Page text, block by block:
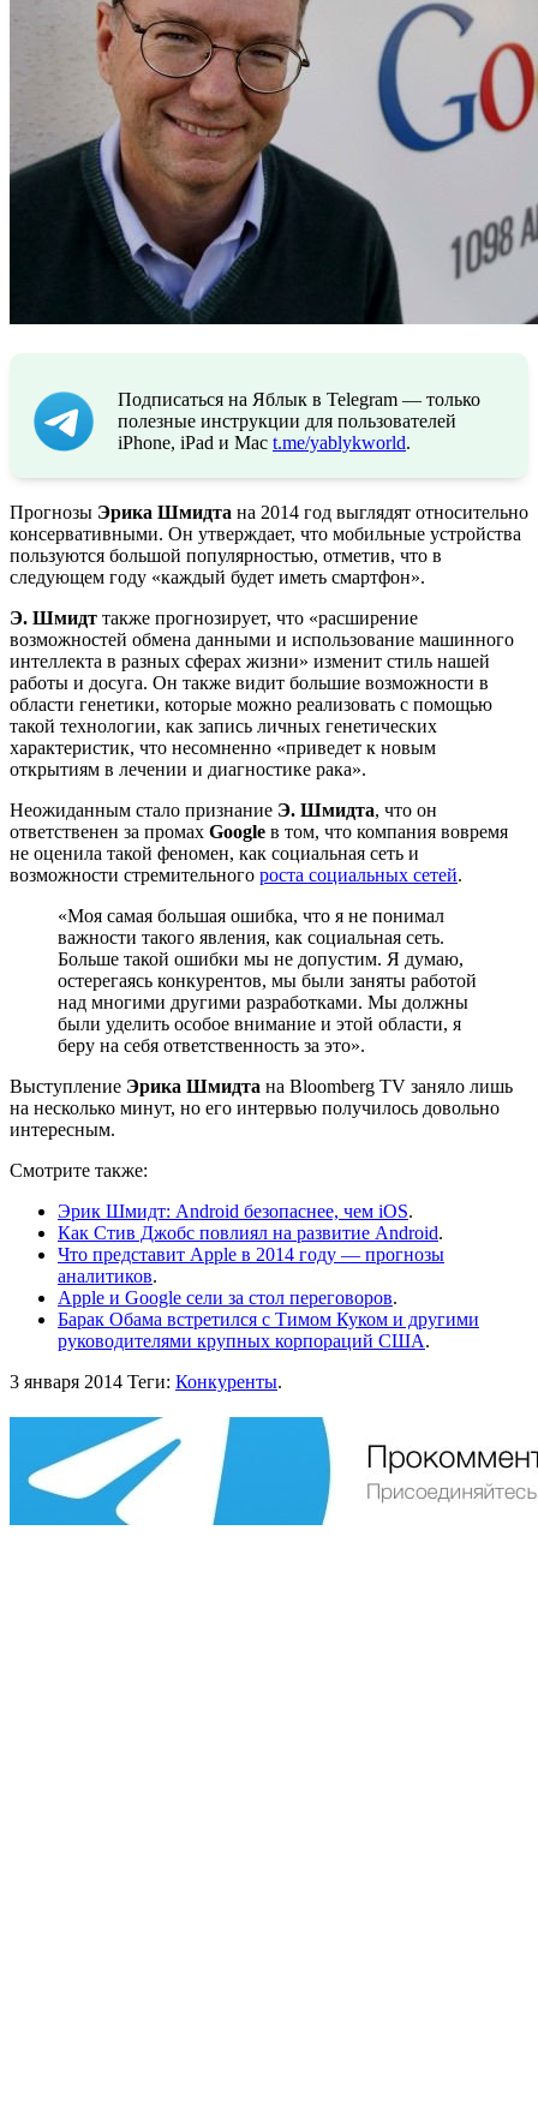
Подписаться на Яблык в Telegram — только
полезные инструкции для пользователей
iPhone, iPad и Mac t.me/yablykworld.
Прогнозы Эрика Шмидта на 2014 год выглядят относительно
консервативными. Он утверждает, что мобильные устройства
пользуются большой популярностью, отметив, что в
следующем году «каждый будет иметь смартфон».
Э. Шмидт также прогнозирует, что «расширение
возможностей обмена данными и использование машинного
интеллекта в разных сферах жизни» изменит стиль нашей
работы и досуга. Он также видит большие возможности в
области генетики, которые можно реализовать с помощью
такой технологии, как запись личных генетических
характеристик, что несомненно «приведет к новым
открытиям в лечении и диагностике рака».
Неожиданным стало признание Э. Шмидта, что он
ответственен за промах Google в том, что компания вовремя
не оценила такой феномен, как социальная сеть и
возможности стремительного роста социальных сетей.
«Моя самая большая ошибка, что я не понимал
важности такого явления, как социальная сеть.
Больше такой ошибки мы не допустим. Я думаю,
остерегаясь конкурентов, мы были заняты работой
над многими другими разработками. Мы должны
были уделить особое внимание и этой области, я
беру на себя ответственность за это».
Выступление Эрика Шмидта на Bloomberg TV заняло лишь
на несколько минут, но его интервью получилось довольно
интересным.
Смотрите также:
Эрик Шмидт: Android безопаснее, чем iOS.
Как Стив Джобс повлиял на развитие Android.
Что представит Apple в 2014 году — прогнозы
аналитиков.
Apple и Google сели за стол переговоров.
Барак Обама встретился с Тимом Куком и другими
руководителями крупных корпораций США.
3 января 2014 Теги: Конкуренты.